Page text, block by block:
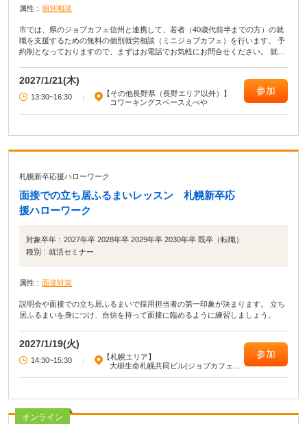
属性 : 個別相談
市では、県のジョブカフェ信州と連携して、若者（40歳代前半までの方）の就
職を支援するための無料の個別就労相談（ミニジョブカフェ）を行います。 予
約制となっておりますので、まずはお電話でお気軽にお問合せください。 就職
削や面接指導なども行います。
2027/1/21(木)
13:30~16:30
【その他長野県（長野エリア以外）】
コワーキングスペースえべや
参加
札幌新卒応援ハローワーク
面接での立ち居ふるまいレッスン 札幌新卒応
援ハローワーク
対象卒年 : 2027年卒 2028年卒 2029年卒 2030年卒 既卒（転職）
種別 : 就活セミナー
属性 : 面接対策
説明会や面接での立ち居ふるまいで採用担当者の第一印象が決まります。 立ち
居ふるまいを身につけ、自信を持って面接に臨めるように練習しましょう。
2027/1/19(火)
14:30~15:30
【札幌エリア】
大樹生命札幌共同ビル(ジョブカフェ北
参加
オンライン